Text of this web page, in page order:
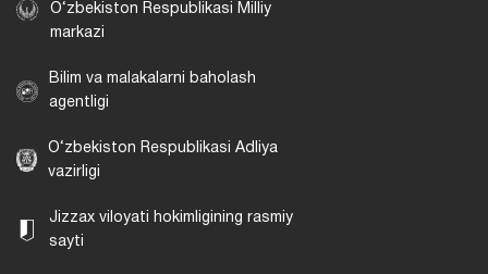
O‘zbekiston Respublikasi Milliy
markazi
Bilim va malakalarni baholash
agentligi
O‘zbekiston Respublikasi Adliya
vazirligi
Jizzax viloyati hokimligining rasmiy
sayti